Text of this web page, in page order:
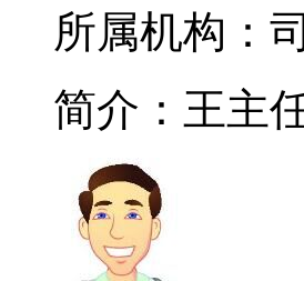
所属机构：
简介：王主